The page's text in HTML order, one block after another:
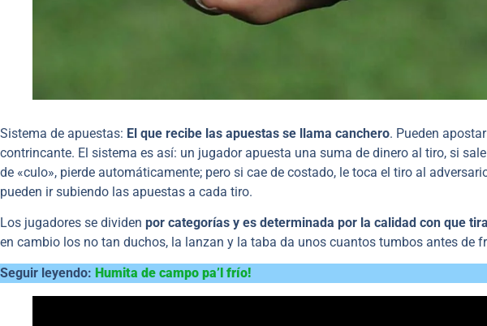
Sistema de apuestas: El que recibe las apuestas se llama canchero. Pueden
contrincante. El sistema es así: un jugador apuesta una suma de dinero al tiro, si
de «culo», pierde automáticamente; pero si cae de costado, le toca el tiro al
pueden ir subiendo las apuestas a cada tiro.
Los jugadores se dividen por categorías y es determinada por la calidad con que
en cambio los no tan duchos, la lanzan y la taba da unos cuantos tumbos antes de
Seguir leyendo: Humita de campo pa’l frío!